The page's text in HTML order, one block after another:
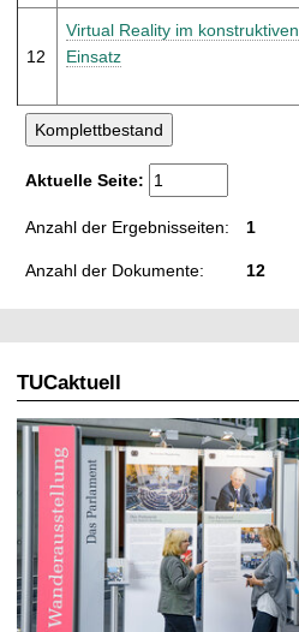
12
Virtual Reality im konstruktiven
Einsatz
Aktuelle Seite:
Anzahl der Ergebnisseiten: 1
Anzahl der Dokumente: 12
TUCaktuell